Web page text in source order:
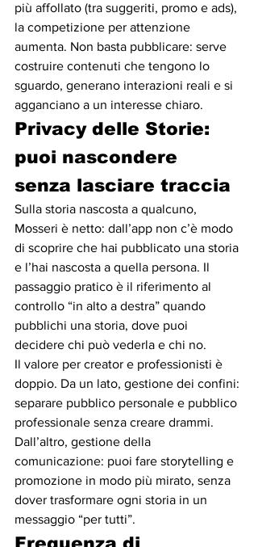
più affollato (tra suggeriti, promo e ads),
la competizione per attenzione
aumenta. Non basta pubblicare: serve
costruire contenuti che tengono lo
sguardo, generano interazioni reali e si
agganciano a un interesse chiaro.
Privacy delle Storie:
puoi nascondere
senza lasciare traccia
Sulla storia nascosta a qualcuno,
Mosseri è netto: dall’app non c’è modo
di scoprire che hai pubblicato una storia
e l’hai nascosta a quella persona. Il
passaggio pratico è il riferimento al
controllo “in alto a destra” quando
pubblichi una storia, dove puoi
decidere chi può vederla e chi no.
Il valore per creator e professionisti è
doppio. Da un lato, gestione dei confini:
separare pubblico personale e pubblico
professionale senza creare drammi.
Dall’altro, gestione della
comunicazione: puoi fare storytelling e
promozione in modo più mirato, senza
dover trasformare ogni storia in un
messaggio “per tutti”.